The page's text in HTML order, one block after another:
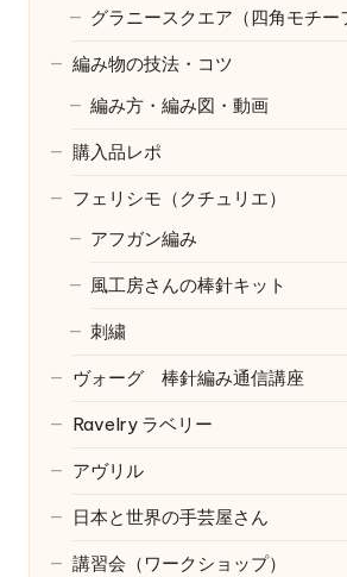
グラニースクエア（四角モチー
編み物の技法・コツ
編み方・編み図・動画
購入品レポ
フェリシモ（クチュリエ）
アフガン編み
風工房さんの棒針キット
刺繍
ヴォーグ 棒針編み通信講座
Ravelry ラベリー
アヴリル
日本と世界の手芸屋さん
講習会（ワークショップ）